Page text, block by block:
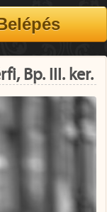
Bp. III. ker.